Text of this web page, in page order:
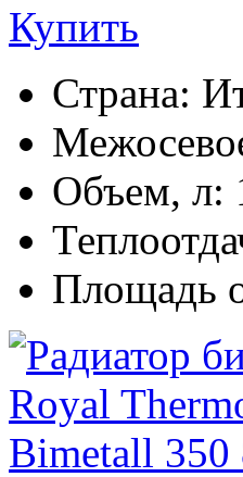
Купить
Страна:
Объем, л:
Площадь